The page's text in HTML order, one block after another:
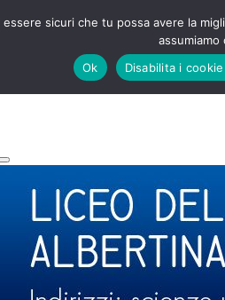
LSU 2026-27
essere sicuri che tu possa avere la
Ok
Disabilita i